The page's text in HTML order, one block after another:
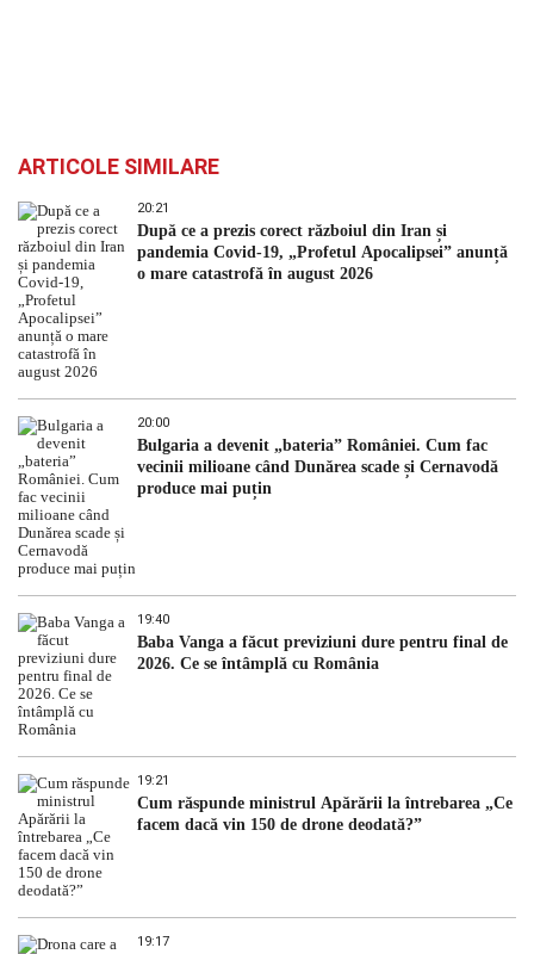
ARTICOLE SIMILARE
20:21
După ce a prezis corect războiul din Iran și
pandemia Covid-19, „Profetul Apocalipsei” anunță
o mare catastrofă în august 2026
20:00
Bulgaria a devenit „bateria” României. Cum fac
vecinii milioane când Dunărea scade și Cernavodă
produce mai puțin
19:40
Baba Vanga a făcut previziuni dure pentru final de
2026. Ce se întâmplă cu România
19:21
Cum răspunde ministrul Apărării la întrebarea „Ce
facem dacă vin 150 de drone deodată?”
19:17